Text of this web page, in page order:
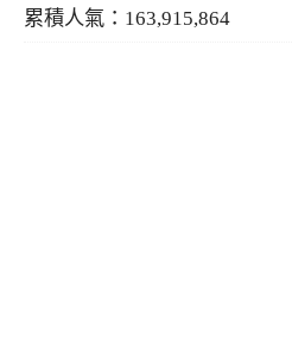
累積人氣：163,915,864